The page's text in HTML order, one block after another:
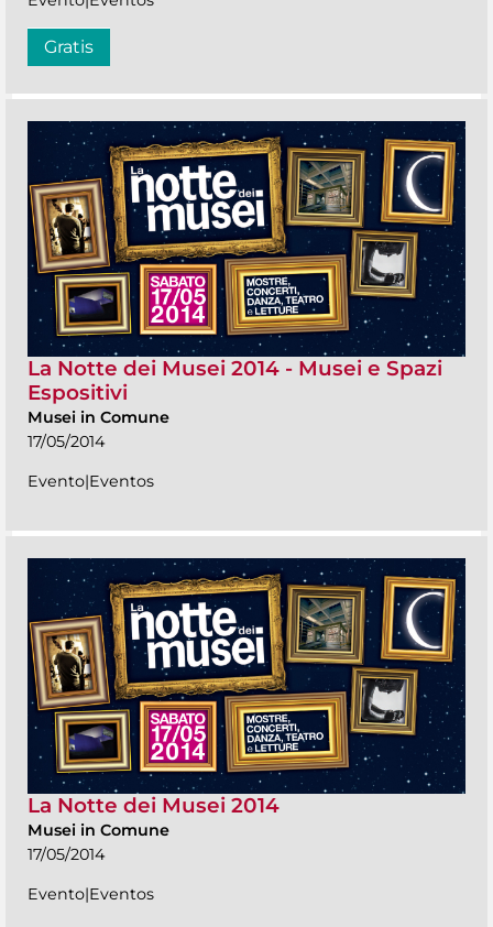
Gratis
La Notte dei Musei 2014 - Musei e Spazi
Espositivi
Musei in Comune
17/05/2014
Evento|Eventos
La Notte dei Musei 2014
Musei in Comune
17/05/2014
Evento|Eventos